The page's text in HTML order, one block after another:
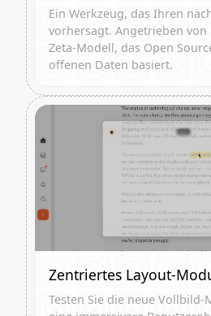
Ein Werkzeug, das Ihren
vorhersagt. Angetrieben von
Zeta-Modell, das Open
offenen Daten basiert.
Zentriertes Layout-
Testen Sie die neue Vollbild-